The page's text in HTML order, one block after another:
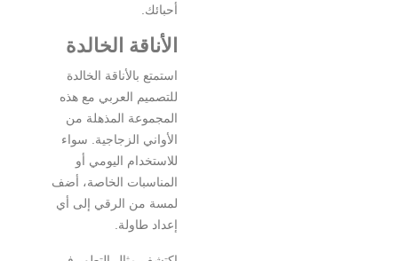
أحبائك.
الأناقة الخالدة
استمتع بالأناقة الخالدة
للتصميم العربي مع هذه
المجموعة المذهلة من
الأواني الزجاجية. سواء
للاستخدام اليومي أو
المناسبات الخاصة، أضف
لمسة من الرقي إلى أي
إعداد طاولة.